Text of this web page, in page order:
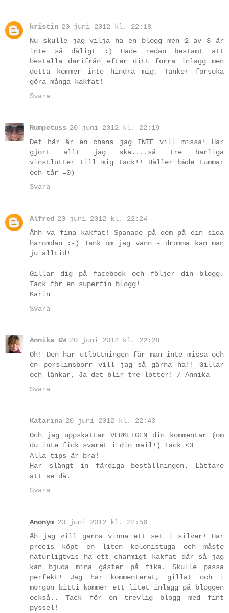
kristin 20 juni 2012 kl. 22:18
Nu skulle jag vilja ha en blogg men 2 av 3 är
inte så dåligt :) Hade redan bestämt att
beställa därifrån efter ditt förra inlägg men
detta kommer inte hindra mig. Tänker försöka
göra många kakfat!
Svara
Rumpetuss 20 juni 2012 kl. 22:19
Det här är en chans jag INTE vill missa! Har
gjort allt jag ska....så tre härliga
vinstlotter till mig tack!! Håller både tummar
och tår =0)
Svara
Alfred 20 juni 2012 kl. 22:24
Åhh va fina kakfat! Spanade på dem på din sida
häromdan :-) Tänk om jag vann - drömma kan man
ju alltid!
Gillar dig på facebook och följer din blogg.
Tack för en superfin blogg!
Karin
Svara
Annika GW 20 juni 2012 kl. 22:28
Oh! Den här utlottningen får man inte missa och
en porslinsborr vill jag så gärna ha!! Gillar
och länkar, Ja det blir tre lotter! / Annika
Svara
Katarina 20 juni 2012 kl. 22:43
Och jag uppskattar VERKLIGEN din kommentar (om
du inte fick svaret i din mail!) Tack <3
Alla tips är bra!
Har slängt in färdiga beställningen. Lättare
att se då.
Svara
Anonym 20 juni 2012 kl. 22:56
Åh jag vill gärna vinna ett set i silver! Har
precis köpt en liten kolonistuga och måste
naturligtvis ha ett charmigt kakfat där så jag
kan bjuda mina gäster på fika. Skulle passa
perfekt! Jag har kommenterat, gillat och i
morgon bitti kommer ett litet inlägg på bloggen
också.. Tack för en trevlig blogg med fint
pyssel!